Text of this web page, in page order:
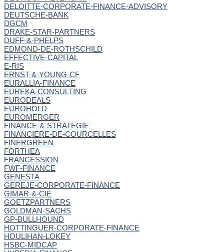
DELOITTE-CORPORATE-FINANCE-ADVISORY
DEUTSCHE-BANK
DGCM
DRAKE-STAR-PARTNERS
DUFF-&-PHELPS
EDMOND-DE-ROTHSCHILD
EFFECTIVE-CAPITAL
E-RIS
ERNST-&-YOUNG-CF
EURALLIA-FINANCE
EUREKA-CONSULTING
EURODEALS
EUROHOLD
EUROMERGER
FINANCE-&-STRATEGIE
FINANCIERE-DE-COURCELLES
FINERGREEN
FORTHEA
FRANCESSION
FWF-FINANCE
GENESTA
GEREJE-CORPORATE-FINANCE
GIMAR-&-CIE
GOETZPARTNERS
GOLDMAN-SACHS
GP-BULLHOUND
HOTTINGUER-CORPORATE-FINANCE
HOULIHAN-LOKEY
HSBC-MIDCAP